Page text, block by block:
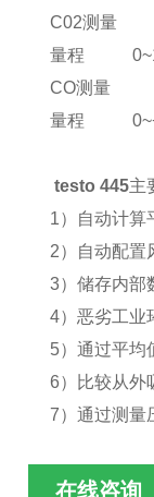
C02测量
量程
CO测量
量程
testo 445主
1）自动计算
2）自动配置
3）储存内部
4）恶劣工业
5）通过平均
6）比较从外
7）通过测量
在线咨询